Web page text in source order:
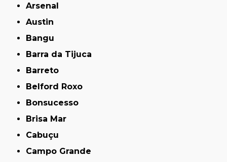
Arsenal
Austin
Bangu
Barra da Tijuca
Barreto
Belford Roxo
Bonsucesso
Brisa Mar
Cabuçu
Campo Grande